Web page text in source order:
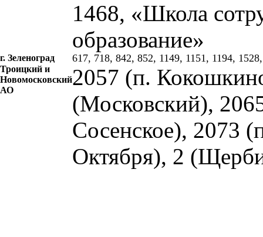
1468, «Школа
образование»
г. Зеленоград 617, 718, 842, 852, 1149, 1151, 1194,
Троицкий и
Новомосковский
АО
2057 (п.
(Московский),
Сосенское), 2073
Октября), 2